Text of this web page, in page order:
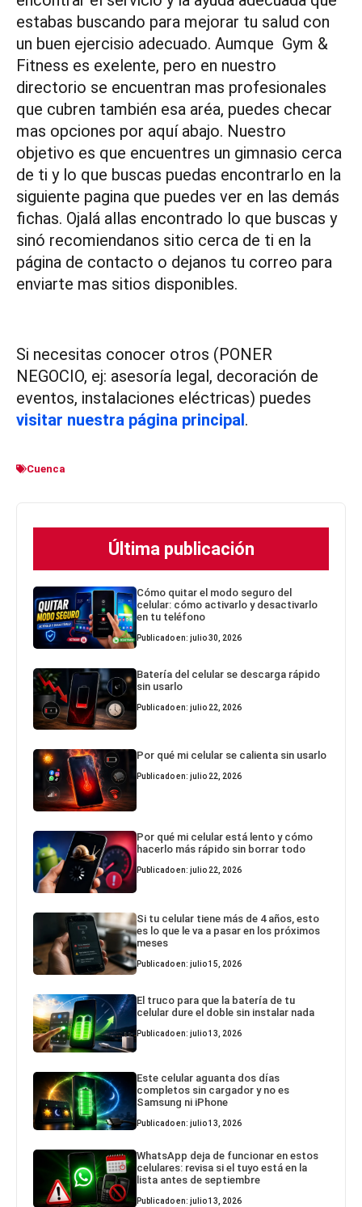
estabas buscando para mejorar tu salud con
un buen ejercisio adecuado. Aumque Gym &
Fitness es exelente, pero en nuestro
directorio se encuentran mas profesionales
que cubren también esa aréa, puedes checar
mas opciones por aquí abajo. Nuestro
objetivo es que encuentres un gimnasio cerca
de ti y lo que buscas puedas encontrarlo en la
siguiente pagina que puedes ver en las demás
fichas. Ojalá allas encontrado lo que buscas y
sinó recomiendanos sitio cerca de ti en la
página de contacto o dejanos tu correo para
enviarte mas sitios disponibles.
Si necesitas conocer otros (PONER
NEGOCIO, ej: asesoría legal, decoración de
eventos, instalaciones eléctricas) puedes
visitar nuestra página principal.
Cuenca
Última publicación
Cómo quitar el modo seguro del
celular: cómo activarlo y desactivarlo
en tu teléfono
Publicado en: julio 30, 2026
Batería del celular se descarga rápido
sin usarlo
Publicado en: julio 22, 2026
Por qué mi celular se calienta sin usarlo
Publicado en: julio 22, 2026
Por qué mi celular está lento y cómo
hacerlo más rápido sin borrar todo
Publicado en: julio 22, 2026
Si tu celular tiene más de 4 años, esto
es lo que le va a pasar en los próximos
meses
Publicado en: julio 15, 2026
El truco para que la batería de tu
celular dure el doble sin instalar nada
Publicado en: julio 13, 2026
Este celular aguanta dos días
completos sin cargador y no es
Samsung ni iPhone
Publicado en: julio 13, 2026
WhatsApp deja de funcionar en estos
celulares: revisa si el tuyo está en la
lista antes de septiembre
Publicado en: julio 13, 2026